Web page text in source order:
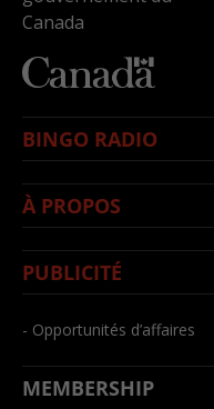
Canada
BINGO RADIO
À PROPOS
PUBLICITÉ
- Opportunités d’affaires
MEMBERSHIP